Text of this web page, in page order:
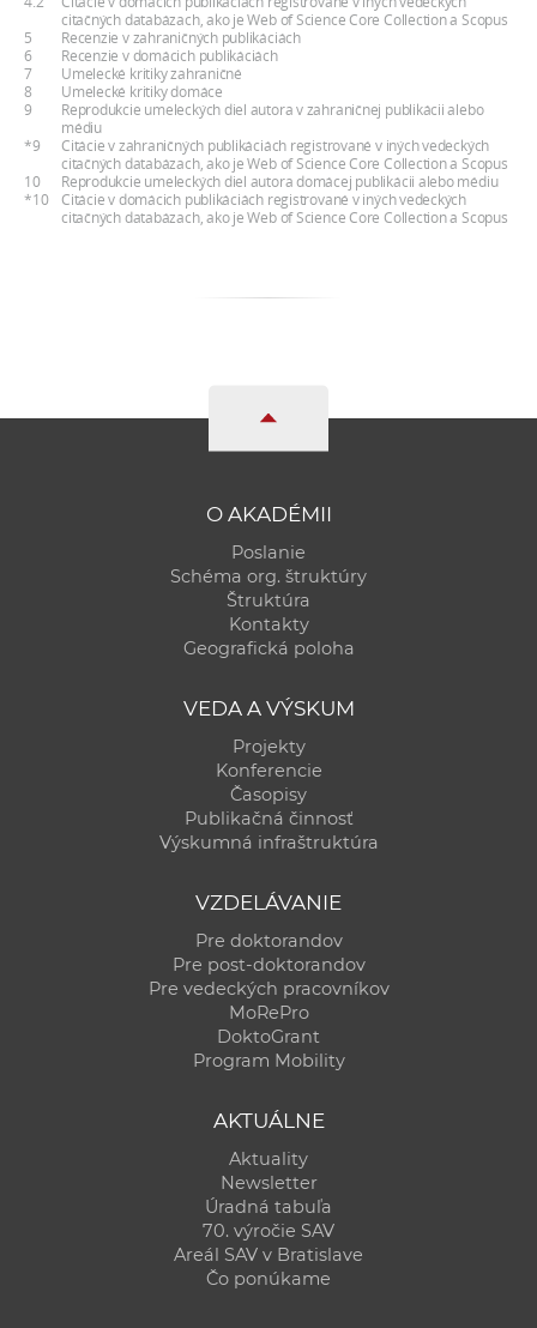
citačných databázach, ako je Web of Science Core Collection a Scopus
5
Recenzie v zahraničných publikáciách
6
Recenzie v domácich publikáciách
7
Umelecké kritiky zahraničné
8
Umelecké kritiky domáce
9
Reprodukcie umeleckých diel autora v zahraničnej publikácii alebo
médiu
*9
Citácie v zahraničných publikáciách registrované v iných vedeckých
citačných databázach, ako je Web of Science Core Collection a Scopus
10
Reprodukcie umeleckých diel autora domácej publikácii alebo médiu
*10
Citácie v domácich publikáciách registrované v iných vedeckých
citačných databázach, ako je Web of Science Core Collection a Scopus
O AKADÉMII
Poslanie
Schéma org. štruktúry
Štruktúra
Kontakty
Geografická poloha
VEDA A VÝSKUM
Projekty
Konferencie
Časopisy
Publikačná činnosť
Výskumná infraštruktúra
VZDELÁVANIE
Pre doktorandov
Pre post-doktorandov
Pre vedeckých pracovníkov
MoRePro
DoktoGrant
Program Mobility
AKTUÁLNE
Aktuality
Newsletter
Úradná tabuľa
70. výročie SAV
Areál SAV v Bratislave
Čo ponúkame